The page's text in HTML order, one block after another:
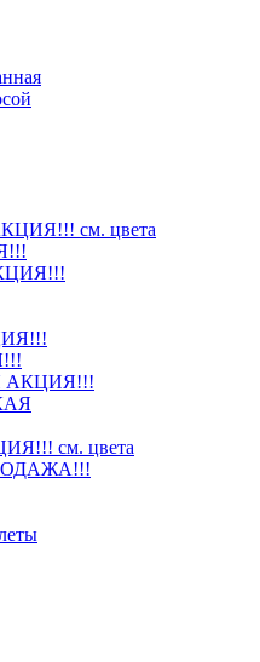
см. цвета
АКЦИЯ!!!
см. цвета